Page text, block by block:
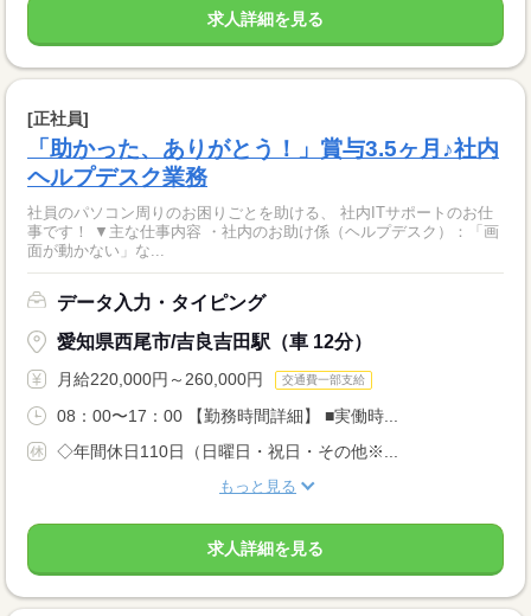
求人詳細を見る
[正社員]
「助かった、ありがとう！」賞与3.5ヶ月♪社内
ヘルプデスク業務
社員のパソコン周りのお困りごとを助ける、 社内ITサポートのお仕
事です！ ▼主な仕事内容 ・社内のお助け係（ヘルプデスク）：「画
面が動かない」な...
データ入力・タイピング
愛知県西尾市/吉良吉田駅（車 12分）
月給220,000円～260,000円 交通費一部支給
08：00〜17：00 【勤務時間詳細】 ■実働時...
◇年間休日110日（日曜日・祝日・その他※...
もっと見る
求人詳細を見る